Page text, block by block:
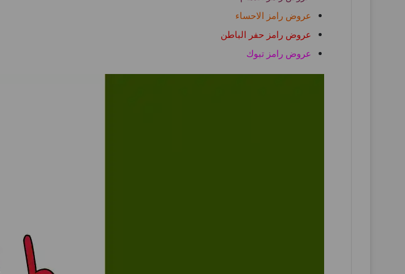
عروض رامز الاحساء
عروض رامز حفر الباطن
عروض رامز تبوك